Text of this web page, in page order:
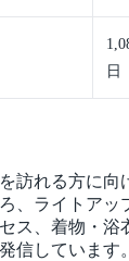
日
訪れる方に向
、ライトアッ
ス、着物・浴
信しています。